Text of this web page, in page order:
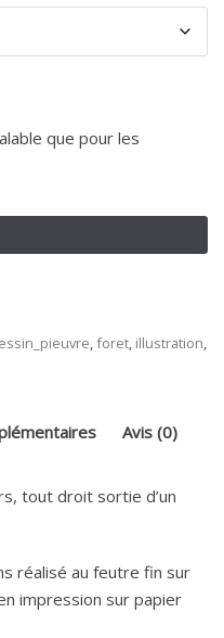
que pour les
,foret, illustration,
Avis (0)
tout droit sortie d’un
réalisé au feutre fin sur
impression sur papier